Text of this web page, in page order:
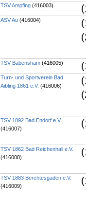
TSV Ampfing (416003)
ASV Au (416004)
TSV Babensham (416005)
Turn- und Sportverein Bad
Aibling 1861 e.V. (416006)
TSV 1892 Bad Endorf e.V.
(416007)
TSV 1862 Bad Reichenhall e.V.
(416008)
TSV 1883 Berchtesgaden e.V.
(416009)